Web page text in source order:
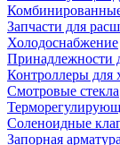
Запчасти для
Холодоснабжение
Принадлежности
Контроллеры для
Смотровые стекла
Соленоидные
Запорная арматура